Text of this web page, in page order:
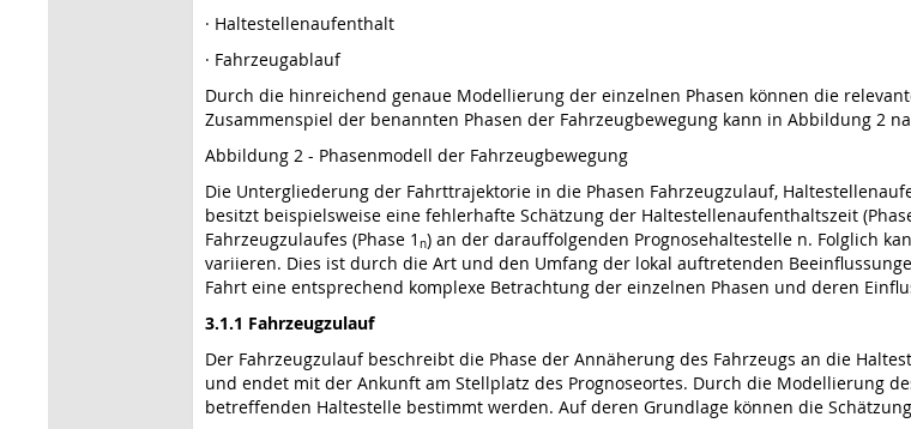
· Haltestellenaufenthalt
· Fahrzeugablauf
Durch die hinreichend genaue Modellierung der einzelnen Phasen können die
Zusammenspiel der benannten Phasen der Fahrzeugbewegung kann in Abbildung 2
Abbildung 2 - Phasenmodell der Fahrzeugbewegung
Die Untergliederung der Fahrttrajektorie in die Phasen Fahrzeugzulauf,
besitzt beispielsweise eine fehlerhafte Schätzung der Haltestellenaufenthaltszeit
Fahrzeugzulaufes (Phase 1 n) an der darauffolgenden Prognosehaltestelle n. Folglich
variieren. Dies ist durch die Art und den Umfang der lokal auftretenden
Fahrt eine entsprechend komplexe Betrachtung der einzelnen Phasen und deren
3.1.1 Fahrzeugzulauf
Der Fahrzeugzulauf beschreibt die Phase der Annäherung des Fahrzeugs an die
und endet mit der Ankunft am Stellplatz des Prognoseortes. Durch die Modellierung
betreffenden Haltestelle bestimmt werden. Auf deren Grundlage können die